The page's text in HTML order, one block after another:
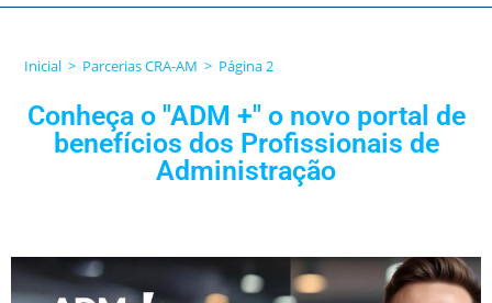
Inicial > Parcerias CRA-AM > Página 2
Conheça o "ADM +" o novo portal de
benefícios dos Profissionais de
Administração